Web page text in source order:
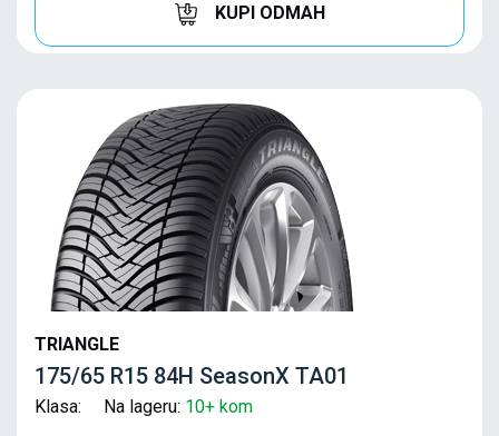
KUPI ODMAH
TRIANGLE
175/65 R15 84H SeasonX TA01
Klasa: Na lageru: 10+ kom